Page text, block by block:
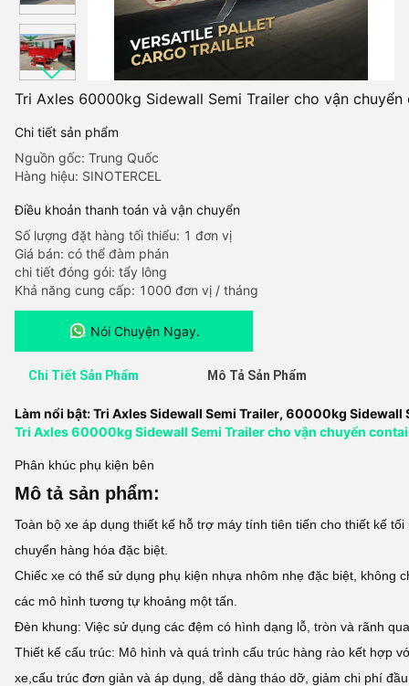
Tri Axles 60000kg Sidewall Semi Trailer cho vận chuyển
Chi tiết sản phẩm
Nguồn gốc: Trung Quốc
Hàng hiệu: SINOTERCEL
Điều khoản thanh toán và vận chuyển
Số lượng đặt hàng tối thiểu: 1 đơn vị
Giá bán: có thể đàm phán
chi tiết đóng gói: tẩy lông
Khả năng cung cấp: 1000 đơn vị / tháng
Nói Chuyện Ngay.
Chi Tiết Sản Phẩm Mô Tả Sản Phẩm
Làm nổi bật:Tri Axles Sidewall Semi Trailer, 60000kg Sidewall
Tri Axles 60000kg Sidewall Semi Trailer cho vận chuyển
Phân khúc phụ kiện bên
Mô tả sản phẩm:
Toàn bộ xe áp dụng thiết kế hỗ trợ máy tính tiên tiến cho thiết kế
chuyển hàng hóa đặc biệt.
Chiếc xe có thể sử dụng phụ kiện nhựa nhôm nhẹ đặc biệt,
các mô hình tương tự khoảng một tấn.
Đèn khung: Việc sử dụng các đệm có hình dạng lỗ, tròn và rãnh
Thiết kế cấu trúc: Mô hình và quá trình cấu trúc hàng rào kết hợp
xe,cấu trúc đơn giản và áp dụng, dễ dàng tháo dỡ, giảm chi phí